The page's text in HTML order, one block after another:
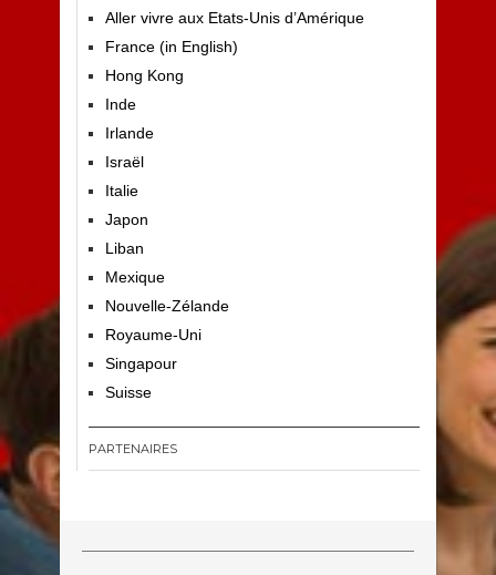
Aller vivre aux Etats-Unis d’Amérique
France (in English)
Hong Kong
Inde
Irlande
Israël
Italie
Japon
Liban
Mexique
Nouvelle-Zélande
Royaume-Uni
Singapour
Suisse
PARTENAIRES